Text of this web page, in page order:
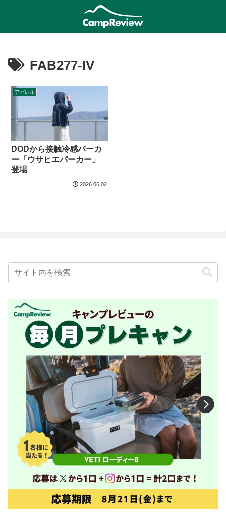
FAB277-IV
アパレル
DODから接触冷感パーカ
ー「ウサヒエパーカー」
登場
2026.06.02